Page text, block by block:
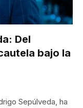
Del
bajo la
Sepúlveda, ha